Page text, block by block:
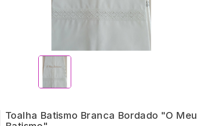
Toalha Batismo Branca Bordado "O Meu